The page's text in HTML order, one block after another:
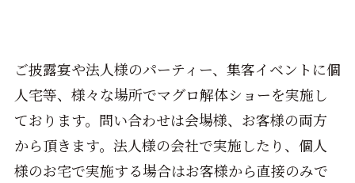
ご披露宴や法人様のパーティー、集客イベントに個
人宅等、様々な場所でマグロ解体ショーを実施し
ております。問い合わせは会場様、お客様の両方
から頂きます。法人様の会社で実施したり、個人
様のお宅で実施する場合はお客様から直接のみで